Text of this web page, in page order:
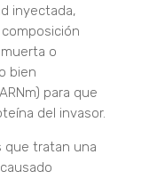
inyectada,
composición
rta o
bien
para que
del invasor.
que tratan una